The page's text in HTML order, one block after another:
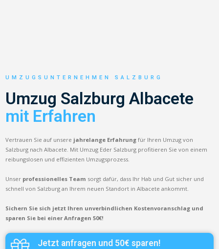
UMZUGSUNTERNEHMEN SALZBURG
Umzug Salzburg Albacete
mit Erfahren
Vertrauen Sie auf unsere jahrelange Erfahrung für Ihren Umzug von
Salzburg nach Albacete. Mit Umzug Eder Salzburg profitieren Sie von einem
reibungslosen und effizienten Umzugsprozess.
Unser professionelles Team sorgt dafür, dass Ihr Hab und Gut sicher und
schnell von Salzburg an Ihrem neuen Standort in Albacete ankommt.
Sichern Sie sich jetzt Ihren unverbindlichen Kostenvoranschlag und
sparen Sie bei einer Anfragen 50€!
Jetzt anfragen und 50€ sparen!